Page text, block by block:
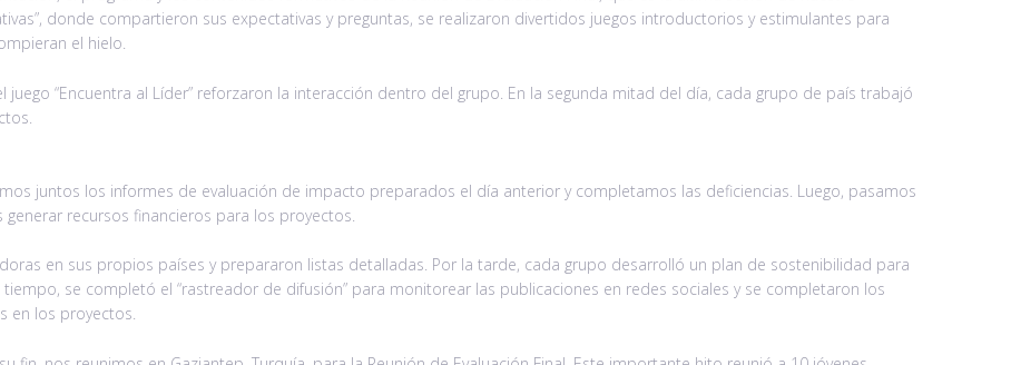
donde compartieron sus expectativas y preguntas, se realizaron divertidos juegos introductorios y estimulantes para
el hielo.
“Encuentra al Líder” reforzaron la interacción dentro del grupo. En la segunda mitad del día, cada grupo de país trabajó
juntos los informes de evaluación de impacto preparados el día anterior y completamos las deficiencias. Luego, pasamos
recursos financieros para los proyectos.
en sus propios países y prepararon listas detalladas. Por la tarde, cada grupo desarrolló un plan de sostenibilidad para
se completó el “rastreador de difusión” para monitorear las publicaciones en redes sociales y se completaron los
en los proyectos.